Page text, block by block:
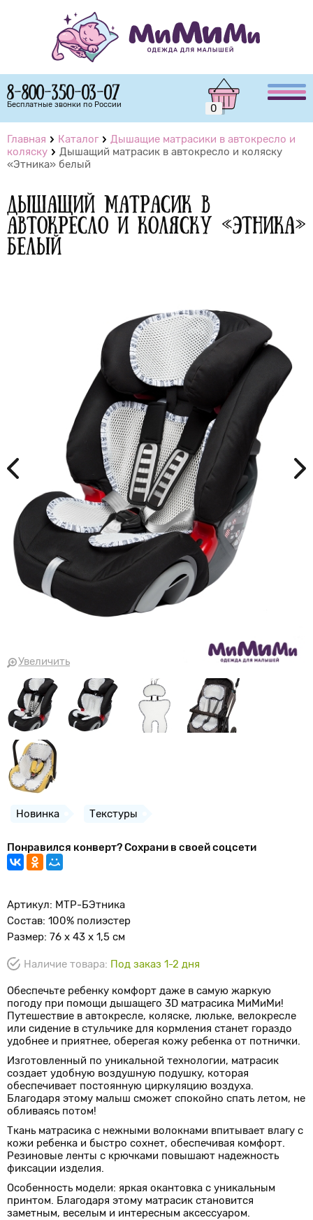
8-800-350-03-07
Бесплатные звонки по России 0
Главная Каталог
Дышащие матрасики в автокресло и
коляску
Дышащий матрасик в автокресло и коляску
«Этника» белый
Дышащий матрасик в
автокресло и коляску «Этника»
белый
Увеличить
Новинка Текстуры
Понравился конверт? Сохрани в своей соцсети
Артикул: МТР-БЭтника
Состав: 100% полиэстер
Размер: 76 x 43 x 1,5 см
Наличие товара: Под заказ 1-2 дня
Обеспечьте ребенку комфорт даже в самую жаркую
погоду при помощи дышащего 3D матрасика МиМиМи!
Путешествие в автокресле, коляске, люльке, велокресле
или сидение в стульчике для кормления станет гораздо
удобнее и приятнее, оберегая кожу ребенка от потнички.
Изготовленный по уникальной технологии, матрасик
создает удобную воздушную подушку, которая
обеспечивает постоянную циркуляцию воздуха.
Благодаря этому малыш сможет спокойно спать летом, не
обливаясь потом!
Ткань матрасика с нежными волокнами впитывает влагу с
кожи ребенка и быстро сохнет, обеспечивая комфорт.
Резиновые ленты с крючками повышают надежность
фиксации изделия.
Особенность модели: яркая окантовка с уникальным
принтом. Благодаря этому матрасик становится
заметным, веселым и интересным аксессуаром.